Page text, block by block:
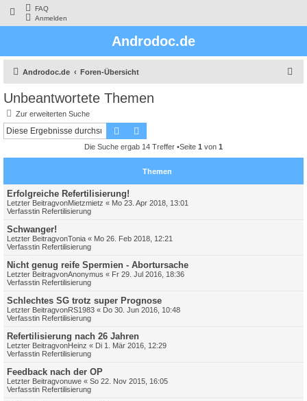
FAQ
Anmelden
Androdoc.de
Androdoc.de Foren-Übersicht
Unbeantwortete Themen
Zur erweiterten Suche
Suche
Die Suche ergab 14 Treffer •Seite 1 von 1
Themen
Erfolgreiche Refertilisierung!
Letzter BeitragvonMietzmietz « Mo 23. Apr 2018, 13:01
Verfasstin Refertilisierung
Schwanger!
Letzter BeitragvonTonia « Mo 26. Feb 2018, 12:21
Verfasstin Refertilisierung
Nicht genug reife Spermien - Abortursache
Letzter BeitragvonAnonymus « Fr 29. Jul 2016, 18:36
Verfasstin Refertilisierung
Schlechtes SG trotz super Prognose
Letzter BeitragvonRS1983 « Do 30. Jun 2016, 10:48
Verfasstin Refertilisierung
Refertilisierung nach 26 Jahren
Letzter BeitragvonHeinz « Di 1. Mär 2016, 12:29
Verfasstin Refertilisierung
Feedback nach der OP
Letzter Beitragvonuwe « So 22. Nov 2015, 16:05
Verfasstin Refertilisierung